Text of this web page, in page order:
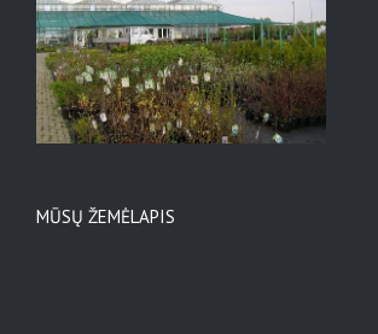
MŪSŲ ŽEMĖLAPIS